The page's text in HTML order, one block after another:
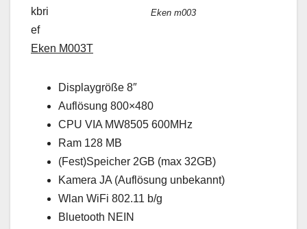
Eken m003
kbri
ef
Eken M003T
Displaygröße 8″
Auflösung 800×480
CPU VIA MW8505 600MHz
Ram 128 MB
(Fest)Speicher 2GB (max 32GB)
Kamera JA (Auflösung unbekannt)
Wlan WiFi 802.11 b/g
Bluetooth NEIN